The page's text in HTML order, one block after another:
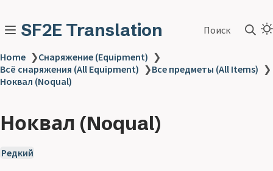
SF2E Translation Поиск
Home ❯Снаряжение (Equipment) ❯
Всё снаряжения (All Equipment) ❯Все предметы (All Items) ❯
Ноквал (Noqual)
Ноквал (Noqual)
Редкий